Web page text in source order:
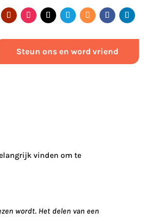
Steun ons en word vriend
vinden om te
wordt. Het delen van een